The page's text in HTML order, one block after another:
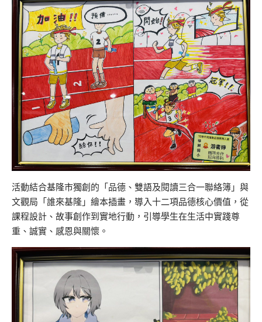
活動結合基隆市獨創的「品德、雙語及閱讀三合一聯絡簿」與
文觀局「誰來基隆」繪本插畫，導入十二項品德核心價值，從
課程設計、故事創作到實地行動，引導學生在生活中實踐尊
重、誠實、感恩與關懷。